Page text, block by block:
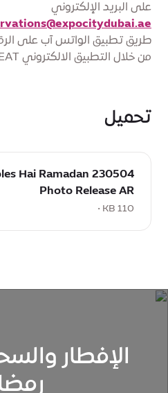
على البريد الإلكتروني
من خلال التطبيق الالكتروني EAT على هذا
تحميل
تحميل
230504
Communal
Tables
Release
Hai Ramadan
Photo Release AR
110 KB •
الإفطار